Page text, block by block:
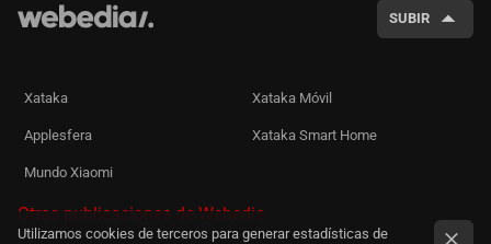
SUBIR
Xataka Xataka Móvil
Applesfera Xataka Smart Home
Mundo Xiaomi
Otras publicaciones de Webedia
Utilizamos cookies de terceros para generar estadísticas de